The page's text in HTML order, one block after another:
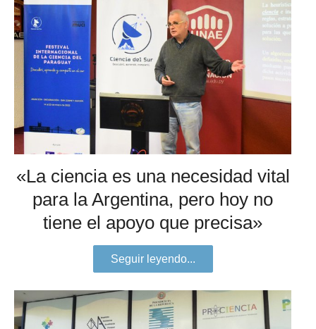
«La ciencia es una necesidad vital
para la Argentina, pero hoy no
tiene el apoyo que precisa»
Seguir leyendo...